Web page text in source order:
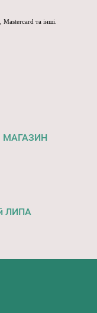
та інші.
МАГАЗИН
ЛИПА